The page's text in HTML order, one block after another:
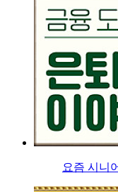
요즘 시니